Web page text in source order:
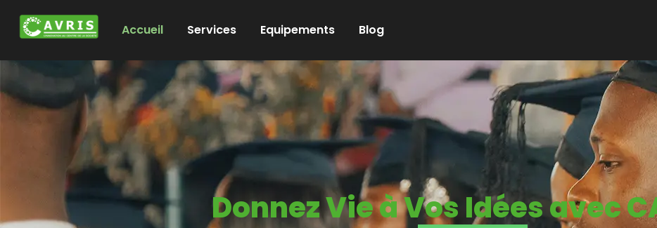
Accueil Services Equipements Blog
Donnez Vie à Vos Idées avec